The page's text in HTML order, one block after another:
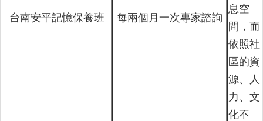
每兩個月一次專家諮詢
息空
間，而
依照社
區的資
源、人
力、文
化不
台南安平記憶保養班